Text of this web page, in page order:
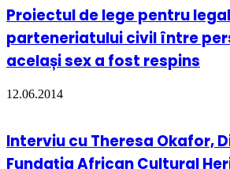
Proiectul de lege pentru
parteneriatului civil între
același sex a fost respins
12.06.2014
Interviu cu Theresa Okafor,
Fundația African Cultural